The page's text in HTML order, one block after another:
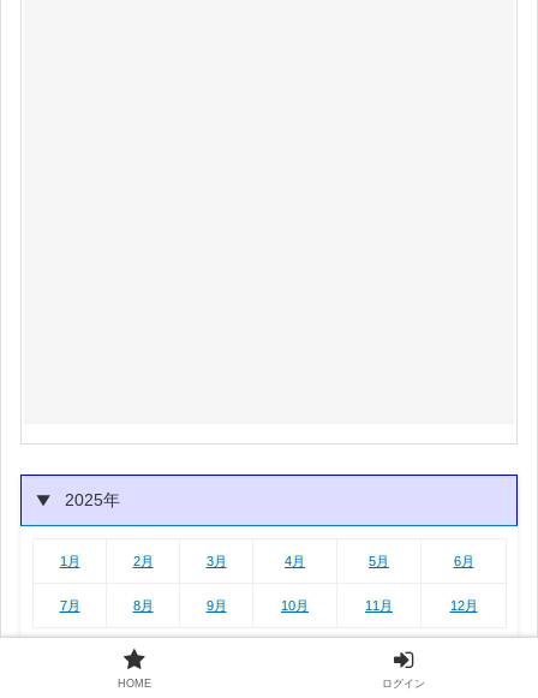
2025年
1月 2月 3月 4月 5月 6月
7月 8月 9月 10月 11月 12月
HOME ログイン